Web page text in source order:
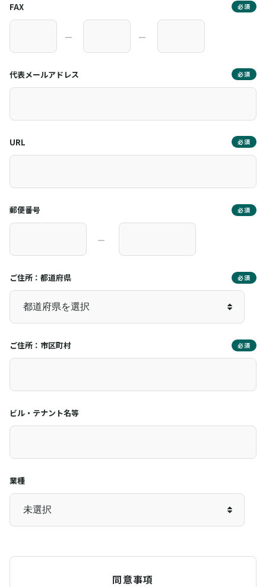
FAX 必須
― ―
代表メールアドレス 必須
URL 必須
郵便番号 必須
―
ご住所：都道府県 必須
ご住所：市区町村 必須
ビル・テナント名等
業種
同意事項